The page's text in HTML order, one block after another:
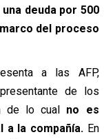
deuda por 500
del proceso
a las AFP,
de los
de lo cual no es
la compañía. En